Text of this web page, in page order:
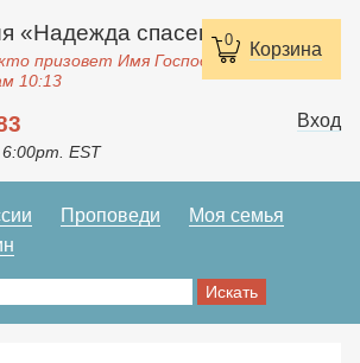
0 Корзина
«Надежда спасения»
призовет Имя Господне, спасется.
10:13
EST
Вход
Проповеди
Моя семья